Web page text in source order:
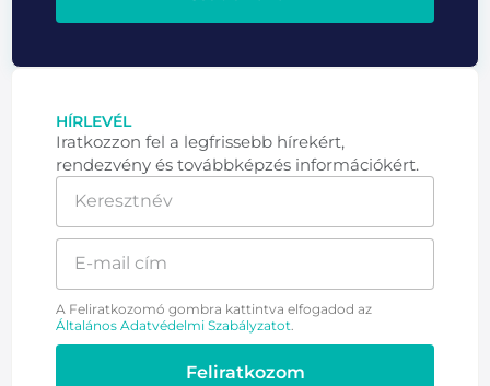
HÍRLEVÉL
Iratkozzon fel a legfrissebb hírekért,
rendezvény és továbbképzés információkért.
A Feliratkozomó gombra kattintva elfogadod az
Általános Adatvédelmi Szabályzatot
Feliratkozom